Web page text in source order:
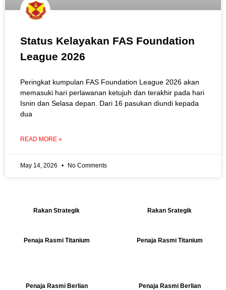
Status Kelayakan FAS Foundation
League 2026
Peringkat kumpulan FAS Foundation League 2026 akan
memasuki hari perlawanan ketujuh dan terakhir pada hari
Isnin dan Selasa depan. Dari 16 pasukan diundi kepada
dua
READ MORE »
May 14, 2026 No Comments
Rakan Strategik Rakan Srategik
Penaja Rasmi Titanium Penaja Rasmi Titanium
Penaja Rasmi Berlian Penaja Rasmi Berlian